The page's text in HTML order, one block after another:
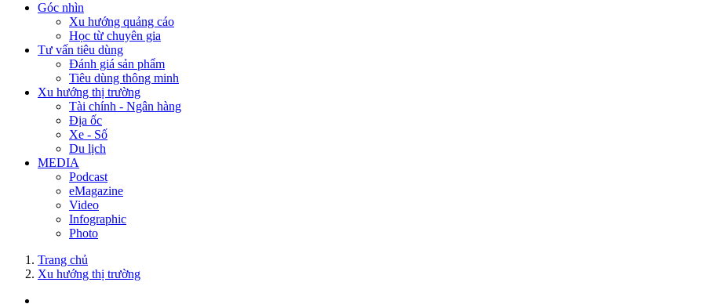
Góc nhìn
Xu hướng quảng cáo
Học từ chuyên gia
Tư vấn tiêu dùng
Đánh giá sản phẩm
Tiêu dùng thông minh
Xu hướng thị trường
Tài chính - Ngân hàng
Địa ốc
Xe - Số
Du lịch
MEDIA
Podcast
eMagazine
Video
Infographic
Photo
Trang chủ
Xu hướng thị trường